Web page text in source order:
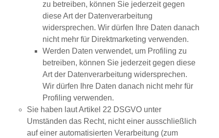
zu betreiben, können Sie jederzeit gegen
diese Art der Datenverarbeitung
widersprechen. Wir dürfen Ihre Daten danach
nicht mehr für Direktmarketing verwenden.
Werden Daten verwendet, um Profiling zu
betreiben, können Sie jederzeit gegen diese
Art der Datenverarbeitung widersprechen.
Wir dürfen Ihre Daten danach nicht mehr für
Profiling verwenden.
Sie haben laut Artikel 22 DSGVO unter
Umständen das Recht, nicht einer ausschließlich
auf einer automatisierten Verarbeitung (zum